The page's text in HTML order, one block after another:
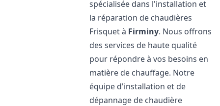
spécialisée dans l'installation et
la réparation de chaudières
Frisquet à Firminy. Nous offrons
des services de haute qualité
pour répondre à vos besoins en
matière de chauffage. Notre
équipe d'installation et de
dépannage de chaudière